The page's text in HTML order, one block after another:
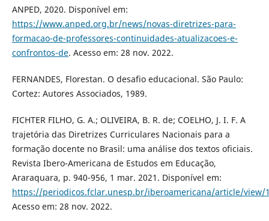
ANPED, 2020. Disponível em:
https://www.anped.org.br/news/novas-diretrizes-para-
formacao-de-professores-continuidades-atualizacoes-e-
confrontos-de. Acesso em: 28 nov. 2022.
FERNANDES, Florestan. O desafio educacional. São Paulo:
Cortez: Autores Associados, 1989.
FICHTER FILHO, G. A.; OLIVEIRA, B. R. de; COELHO, J. I. F. A
trajetória das Diretrizes Curriculares Nacionais para a
formação docente no Brasil: uma análise dos textos oficiais.
Revista Ibero-Americana de Estudos em Educação,
Araraquara, p. 940-956, 1 mar. 2021. Disponível em:
https://periodicos.fclar.unesp.br/iberoamericana/article/view/
Acesso em: 28 nov. 2022.